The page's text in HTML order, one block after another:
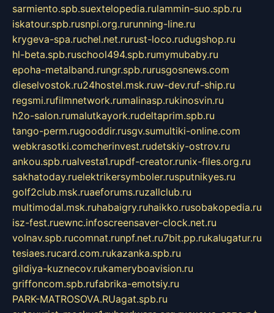
sarmiento.spb.suextelopedia.rulammin-suo.spb.ru
iskatour.spb.rusnpi.org.rurunning-line.ru
krygeva-spa.ruchel.net.rurust-loco.rudugshop.ru
hl-beta.spb.ruschool494.spb.rumymubaby.ru
epoha-metalband.rungr.spb.rurusgosnews.com
dieselvostok.ru24hostel.msk.ruw-dev.ruf-ship.ru
regsmi.rufilmnetwork.rumalinasp.rukinosvin.ru
h2o-salon.rumalutkayork.rudeltaprim.spb.ru
tango-perm.rugooddir.rusgv.sumultiki-online.com
webkrasotki.comcherinvest.rudetskiy-ostrov.ru
ankou.spb.rualvesta1.rupdf-creator.runix-files.org.ru
sakhatoday.ruelektrikersymboler.rusputnikyes.ru
golf2club.msk.ruaeforums.ruzallclub.ru
multimodal.msk.ruhabaigry.ruhaikko.rusobakopedia.ru
isz-fest.ruewnc.infoscreensaver-clock.net.ru
volnav.spb.rucomnat.runpf.net.ru7bit.pp.rukalugatur.ru
tesiaes.rucard.com.rukazanka.spb.ru
gildiya-kuznecov.rukameryboavision.ru
griffoncom.spb.rufabrika-emotsiy.ru
PARK-MATROSOVA.RUagat.spb.ru